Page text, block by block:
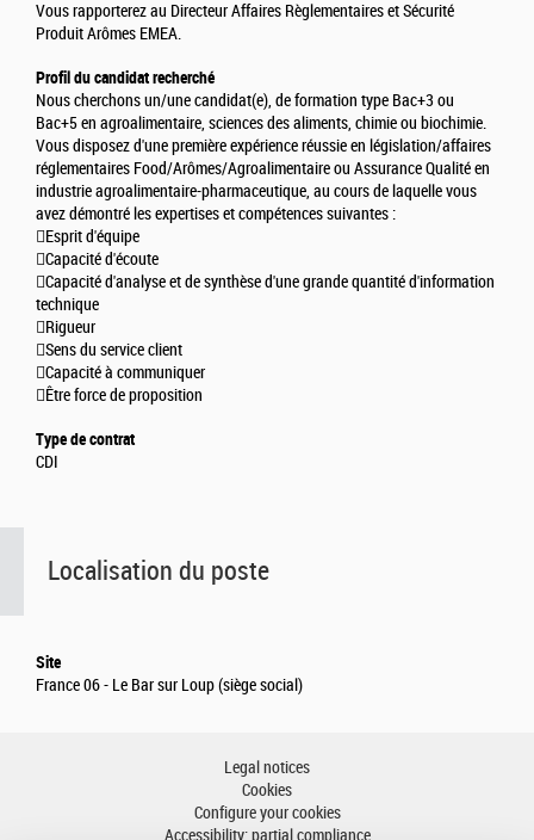
Vous rapporterez au Directeur Affaires Règlementaires et Sécurité
Produit Arômes EMEA.
Profil du candidat recherché
Nous cherchons un/une candidat(e), de formation type Bac+3 ou
Bac+5 en agroalimentaire, sciences des aliments, chimie ou biochimie.
Vous disposez d'une première expérience réussie en législation/affaires
réglementaires Food/Arômes/Agroalimentaire ou Assurance Qualité en
industrie agroalimentaire-pharmaceutique, au cours de laquelle vous
avez démontré les expertises et compétences suivantes :
Esprit d'équipe
Capacité d'écoute
Capacité d'analyse et de synthèse d'une grande quantité d'information
technique
Rigueur
Sens du service client
Capacité à communiquer
Être force de proposition
Type de contrat
CDI
Localisation du poste
Site
France 06 - Le Bar sur Loup (siège social)
Legal notices
Cookies
Configure your cookies
Accessibility: partial compliance